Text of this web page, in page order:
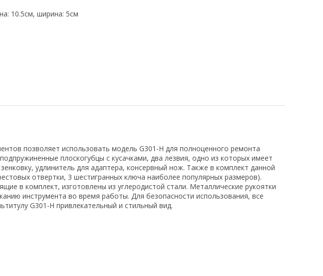
10.5см, ширина: 5см
позволяет использовать модель G301-H для полноценного ремонта
плоскогубцы с кусачками, два лезвия, одно из которых имеет
удлинитель для адаптера, консервный нож. Также в комплект данной
отвертки, 3 шестигранных ключа наиболее популярных размеров).
в комплект, изготовлены из углеродистой стали. Металлические рукоятки
инструмента во время работы. Для безопасности использования, все
G301-H привлекательный и стильный вид.